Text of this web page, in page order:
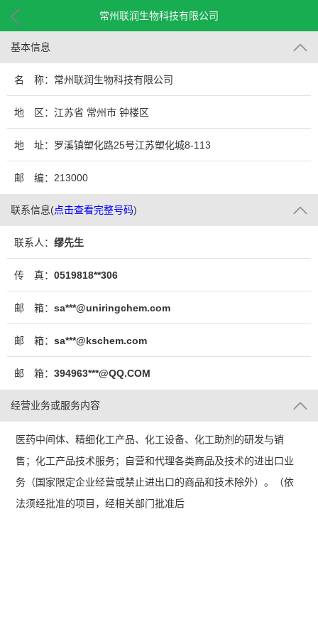
常州联润生物科技有限公司
基本信息
名 称：常州联润生物科技有限公司
地 区：江苏省 常州市 钟楼区
地 址：罗溪镇塑化路25号江苏塑化城8-113
邮 编：213000
联系信息(点击查看完整号码)
联系人： 缪先生
传 真： 0519818**306
邮 箱： sa***@uniringchem.com
邮 箱： sa***@kschem.com
邮 箱： 394963***@QQ.COM
经营业务或服务内容
医药中间体、精细化工产品、化工设备、化工助剂的研发与销
售；化工产品技术服务；自营和代理各类商品及技术的进出口业
务（国家限定企业经营或禁止进出口的商品和技术除外）。（依
法须经批准的项目，经相关部门批准后